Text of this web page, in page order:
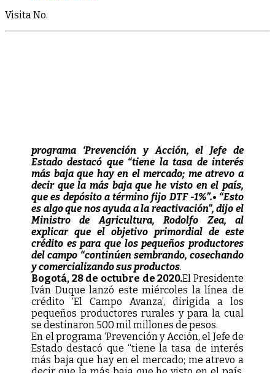
Visita No.
programa ‘Prevención y Acción, el Jefe de
Estado destacó que “tiene la tasa de interés
más baja que hay en el mercado; me atrevo a
decir que la más baja que he visto en el país,
que es depósito a término fijo DTF -1%”.• “Esto
es algo que nos ayuda a la reactivación”, dijo el
Ministro de Agricultura, Rodolfo Zea, al
explicar que el objetivo primordial de este
crédito es para que los pequeños productores
del campo “continúen sembrando, cosechando
y comercializando sus productos.
Bogotá, 28 de octubre de 2020.El Presidente
Iván Duque lanzó este miércoles la línea de
crédito ‘El Campo Avanza’, dirigida a los
pequeños productores rurales y para la cual
se destinaron 500 mil millones de pesos.
En el programa ‘Prevención y Acción, el Jefe de
Estado destacó que “tiene la tasa de interés
más baja que hay en el mercado; me atrevo a